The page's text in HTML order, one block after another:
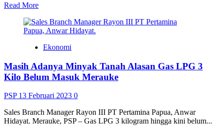
Read MoreRead
about
<strong>Mulai
Diskoperindag
Selatan
Programkan
Usaha
Orang
Papua</strong>
Ekonomi
Masih Adanya Minyak Tanah Alasan Gas LPG 3
Kilo Belum Masuk Merauke
PSP 13 Februari 2023 0
Sales Branch Manager Rayon III PT Pertamina Papua, Anwar
Hidayat. Merauke, PSP – Gas LPG 3 kilogram hingga kini belum...